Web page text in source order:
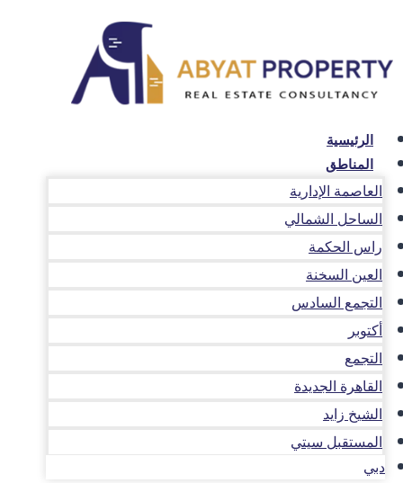
المحتوى
الرئيسية
المناطق
العاصمة الإدارية
الساحل الشمالي
راس الحكمة
العين السخنة
التجمع السادس
أكتوبر
التجمع
القاهرة الجديدة
الشيخ زايد
المستقبل سيتي
دبي